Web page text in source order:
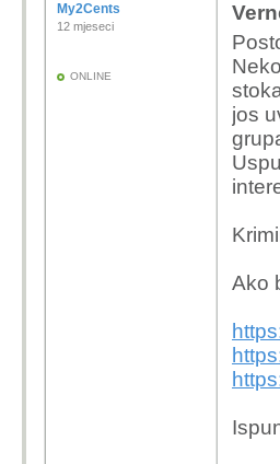
My2Cents
12 mjeseci
ONLINE
jos
Ako